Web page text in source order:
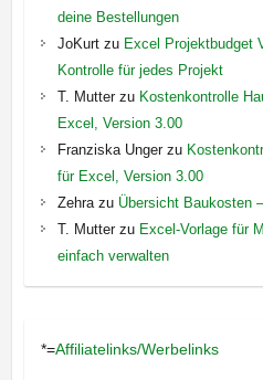
deine Bestellungen
JoKurtzu Excel Projektbudget
Kontrolle für jedes Projekt
T. Mutterzu Kostenkontrolle
Excel, Version 3.00
Franziska Ungerzu
für Excel, Version 3.00
Zehrazu Übersicht Baukosten
T. Mutterzu Excel-Vorlage für
einfach verwalten
*=Affiliatelinks/Werbelinks